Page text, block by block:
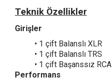
Teknik Özellikler
Girişler
• 1 çift Balanslı XLR
• 1 çift Balanslı TRS
• 1 çift Başanssız RCA
Performans